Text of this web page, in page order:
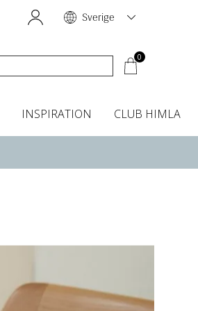
Sverige
0
INSPIRATION CLUB HIMLA